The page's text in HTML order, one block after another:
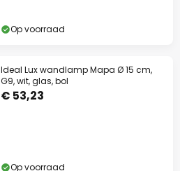
Op voorraad
Ideal Lux wandlamp Mapa Ø 15 cm,
G9, wit, glas, bol
€ 53,23
Op voorraad